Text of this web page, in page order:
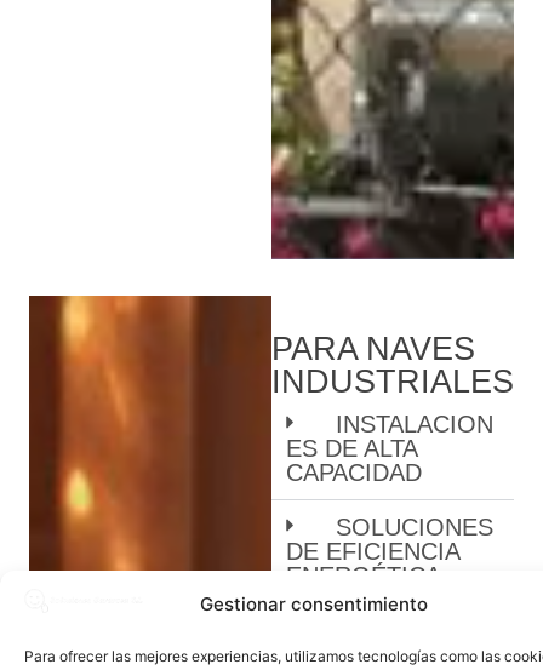
Gestionar consentimiento
Para ofrecer las mejores experiencias, utilizamos tecnologías como las
PARA NAVES
INDUSTRIALES
INSTALACION
ES DE ALTA
CAPACIDAD
SOLUCIONES
DE EFICIENCIA
ENERGÉTICA